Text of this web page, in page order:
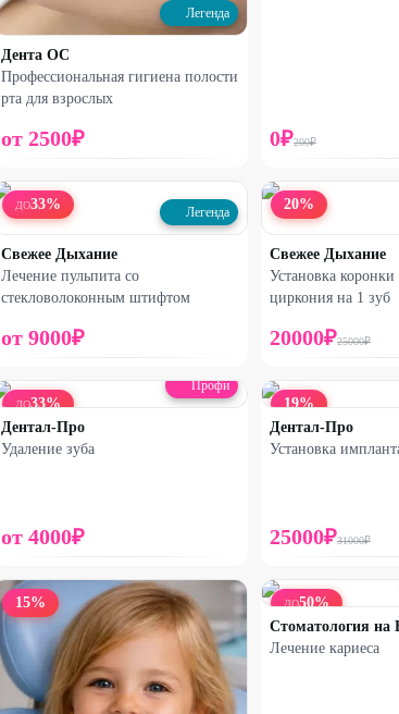
Легенда
Дента ОС
Профессиональная гигиена полости
рта для взрослых
от 2500₽ 0₽200₽
ДО33% Легенда
Свежее Дыхание
Лечение пульпита со
стекловолоконным штифтом
от 9000₽
20%
Свежее Дыхание
Установка
циркония на 1 зуб
20000₽25000₽
ДО33%
Профи
Дентал-Про
Удаление зуба
от 4000₽
19%
Дентал-Про
Установка
25000₽31000₽
15% ДО50%
Стоматология на
Лечение кариеса